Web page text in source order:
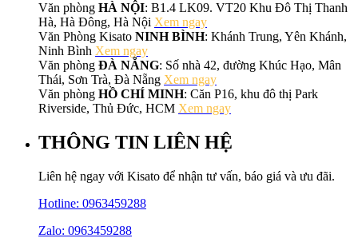
Văn phòng HÀ NỘI: B1.4 LK09. VT20 Khu Đô Thị Thanh
Hà, Hà Đông, Hà Nội Xem ngay
Văn Phòng Kisato NINH BÌNH: Khánh Trung, Yên Khánh,
Ninh Bình Xem ngay
Văn phòng ĐÀ NẴNG: Số nhà 42, đường Khúc Hạo, Mân
Thái, Sơn Trà, Đà Nẵng Xem ngay
Văn phòng HỒ CHÍ MINH: Căn P16, khu đô thị Park
Riverside, Thủ Đức, HCM Xem ngay
THÔNG TIN LIÊN HỆ
Liên hệ ngay với Kisato để nhận tư vấn, báo giá và ưu đãi.
Hotline: 0963459288
Zalo: 0963459288